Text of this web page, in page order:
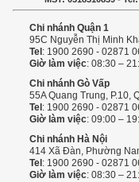
Chi nhánh Quận 1
95C Nguyễn Thị Minh
Tel : 1900 2690 - 02871
Giờ làm việc: 08:30 –
Chi nhánh Gò Vấp
55A Quang Trung, P.10,
Tel : 1900 2690 - 02871
Giờ làm việc: 09:00 –
Chi nhánh Hà Nội
414 Xã Đàn, Phường
Tel : 1900 2690 - 02871
Giờ làm việc: 08:30 –